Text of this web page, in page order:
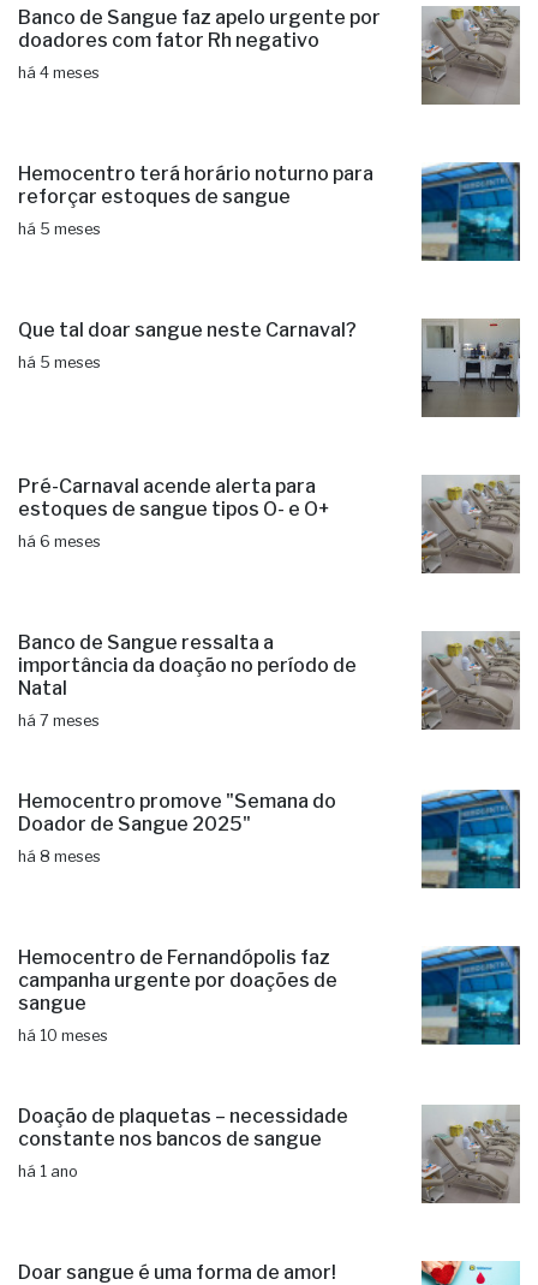
Banco de Sangue faz apelo urgente por
doadores com fator Rh negativo
há 4 meses
Hemocentro terá horário noturno para
reforçar estoques de sangue
há 5 meses
Que tal doar sangue neste Carnaval?
há 5 meses
Pré-Carnaval acende alerta para
estoques de sangue tipos O- e O+
há 6 meses
Banco de Sangue ressalta a
importância da doação no período de
Natal
há 7 meses
Hemocentro promove "Semana do
Doador de Sangue 2025"
há 8 meses
Hemocentro de Fernandópolis faz
campanha urgente por doações de
sangue
há 10 meses
Doação de plaquetas – necessidade
constante nos bancos de sangue
há 1 ano
Doar sangue é uma forma de amor!